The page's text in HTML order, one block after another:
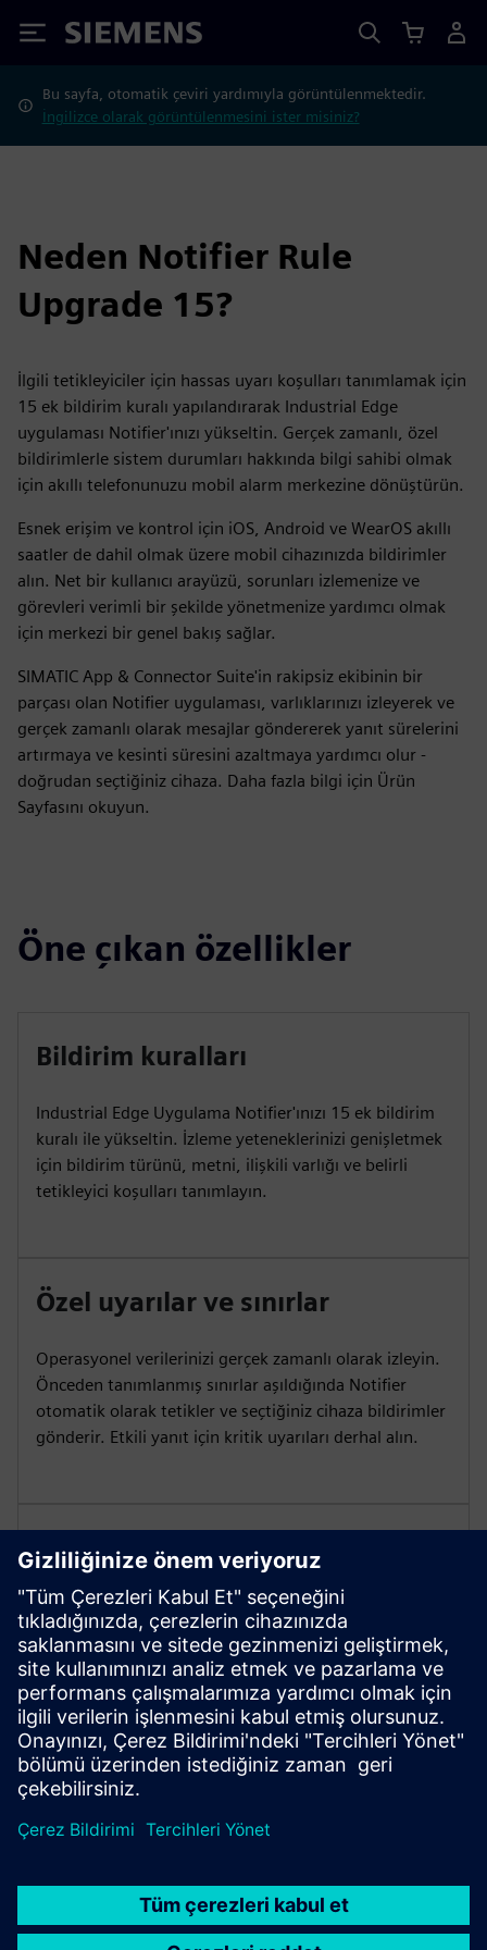
Siemens
Bu sayfa, otomatik çeviri yardımıyla görüntülenmektedir.
İngilizce olarak görüntülenmesini ister misiniz?
Neden Notifier Rule
Upgrade 15?
İlgili tetikleyiciler için hassas uyarı koşulları tanımlamak için
15 ek bildirim kuralı yapılandırarak Industrial Edge
uygulaması Notifier'ınızı yükseltin. Gerçek zamanlı, özel
bildirimlerle sistem durumları hakkında bilgi sahibi olmak
için akıllı telefonunuzu mobil alarm merkezine dönüştürün.
Esnek erişim ve kontrol için iOS, Android ve WearOS akıllı
saatler de dahil olmak üzere mobil cihazınızda bildirimler
alın. Net bir kullanıcı arayüzü, sorunları izlemenize ve
görevleri verimli bir şekilde yönetmenize yardımcı olmak
için merkezi bir genel bakış sağlar.
SIMATIC App & Connector Suite'in rakipsiz ekibinin bir
parçası olan Notifier uygulaması, varlıklarınızı izleyerek ve
gerçek zamanlı olarak mesajlar göndererek yanıt sürelerini
artırmaya ve kesinti süresini azaltmaya yardımcı olur -
doğrudan seçtiğiniz cihaza. Daha fazla bilgi için Ürün
Sayfasını okuyun.
Öne çıkan özellikler
Bildirim kuralları
Industrial Edge Uygulama Notifier'ınızı 15 ek bildirim
kuralı ile yükseltin. İzleme yeteneklerinizi genişletmek
için bildirim türünü, metni, ilişkili varlığı ve belirli
tetikleyici koşulları tanımlayın.
Özel uyarılar ve sınırlar
Operasyonel verilerinizi gerçek zamanlı olarak izleyin.
Önceden tanımlanmış sınırlar aşıldığında Notifier
otomatik olarak tetikler ve seçtiğiniz cihaza bildirimler
gönderir. Etkili yanıt için kritik uyarıları derhal alın.
Industrial Edge entegrasyonu
Performance Insight veya Energy Manager gibi
Industrial Edge Apps ile entegre edin. Varlıklarınız için
birleşik, duyarlı bir işletim ortamı oluşturmak için
Notifier içindeki bu uygulamalardan bildirimleri
tetikleyin.